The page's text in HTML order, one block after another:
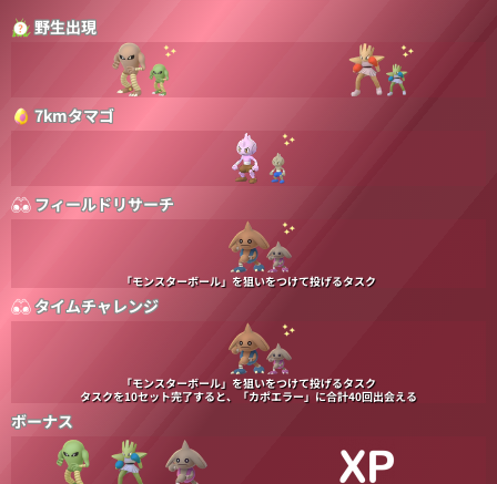
野生出現
7kmタマゴ
フィールドリサーチ
「モンスターボール」を狙いをつけて投げるタスク
タイムチャレンジ
「モンスターボール」を狙いをつけて投げるタスク
タスクを10セット完了すると、「カポエラー」に合計40回出会える
ボーナス